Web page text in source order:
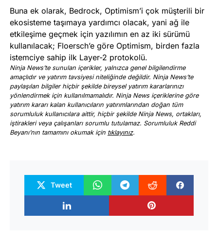
Buna ek olarak, Bedrock, Optimism’i çok müşterili bir
ekosisteme taşımaya yardımcı olacak, yani ağ ile
etkileşime geçmek için yazılımın en az iki sürümü
kullanılacak; Floersch’e göre Optimism, birden fazla
istemciye sahip ilk Layer-2 protokolü.
Ninja News’te sunulan içerikler, yalnızca genel bilgilendirme
amaçlıdır ve yatırım tavsiyesi niteliğinde değildir. Ninja News’te
paylaşılan bilgiler hiçbir şekilde bireysel yatırım kararlarınızı
yönlendirmek için kullanılmamalıdır. Ninja News içeriklerine göre
yatırım kararı kalan kullanıcıların yatırımlarından doğan tüm
sorumluluk kullanıcılara aittir, hiçbir şekilde Ninja News, ortakları,
iştirakleri veya çalışanları sorumlu tutulamaz. Sorumluluk Reddi
Beyanı’nın tamamını okumak için tıklayınız.
Tweet